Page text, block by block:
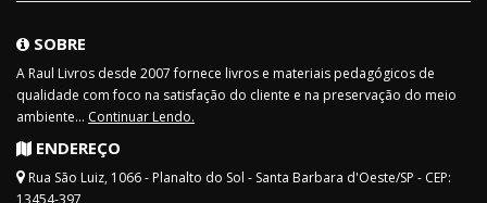
SOBRE
A Raul Livros desde 2007 fornece livros e materiais pedagógicos de
qualidade com foco na satisfação do cliente e na preservação do meio
ambiente... Continuar Lendo.
ENDEREÇO
Rua São Luiz, 1066 - Planalto do Sol - Santa Barbara d'Oeste/SP - CEP:
13454-397